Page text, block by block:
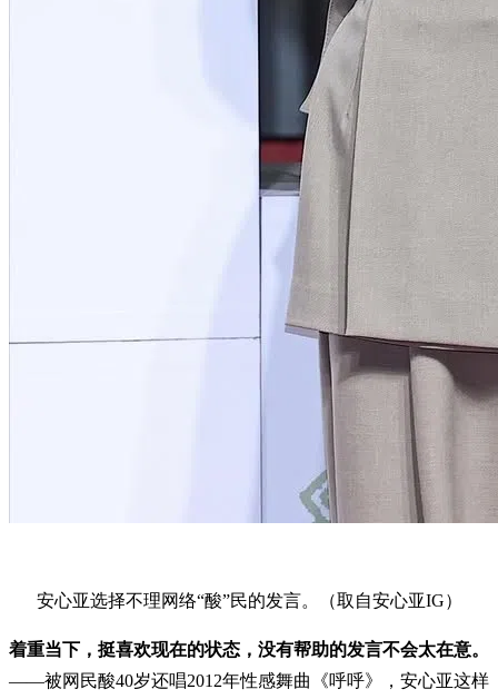
安心亚选择不理网络“酸”民的发言。（取自安心亚IG）
着重当下，挺喜欢现在的状态，没有帮助的发言不会太在意。
——被网民酸40岁还唱2012年性感舞曲《呼呼》，安心亚这样